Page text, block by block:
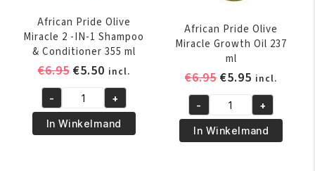
African Pride Olive
Miracle 2 -IN-1 Shampoo
& Conditioner 355 ml
€6.95 Oorspronkelijke
was:
€6.95.
€5.50Huidige
prijs
is:
€5.50.
incl.
African
Pride
Olive
- +
In Winkelmand
African Pride Olive
Miracle Growth Oil 237
ml
€6.95
was:
€6.95.
€5.95 Huidige
prijs
is:
€5.95.
incl.
African
Pride
Olive
- +
In Winkelmand